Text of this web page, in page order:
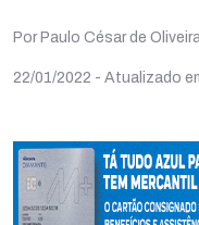
Por Paulo César de
22/01/2022 - Atualizado